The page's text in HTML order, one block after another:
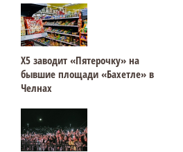
Х5 заводит «Пятерочку» на
бывшие площади «Бахетле» в
Челнах